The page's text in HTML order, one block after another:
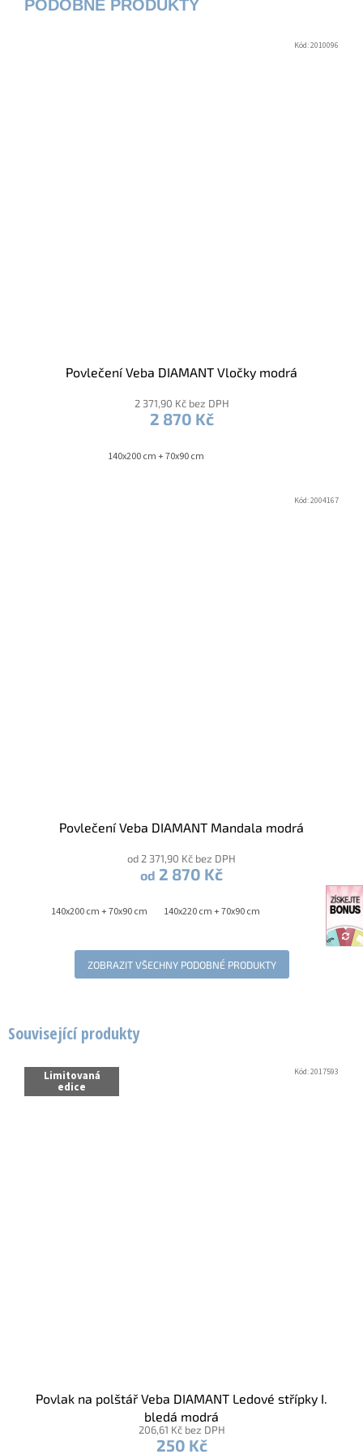
Související produkty
Limitovaná
edice
Povlak na polštář Veba DIAMANT Ledové střípky I.
bledá modrá
206,61 Kč bez DPH
250 Kč
Kód:2017593
Povlečení Veba DIAMANT Vločky modrá
2 371,90 Kč bez DPH
2 870 Kč
140x200 cm + 70x90 cm
Kód:2010096
Povlečení Veba DIAMANT Mandala modrá
od 2 371,90 Kč bez DPH
od 2 870 Kč
140x200 cm + 70x90 cm 140x220 cm + 70x90 cm
Kód:2004167
ZOBRAZIT VŠECHNY PODOBNÉ PRODUKTY